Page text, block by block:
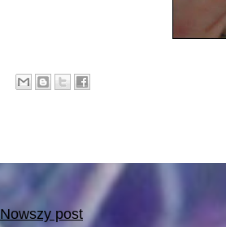
Nowszy post